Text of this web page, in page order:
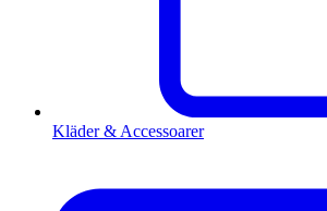
Kläder & Accessoarer